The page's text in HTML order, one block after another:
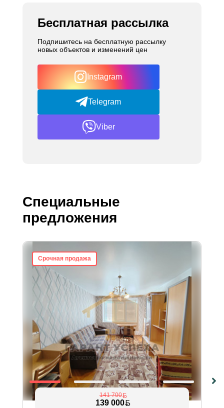
Бесплатная рассылка
Подпишитесь на бесплатную рассылку
новых объектов и изменений цен
Instagram
Telegram
Viber
Специальные
предложения
Срочная продажа
141 700
139 000